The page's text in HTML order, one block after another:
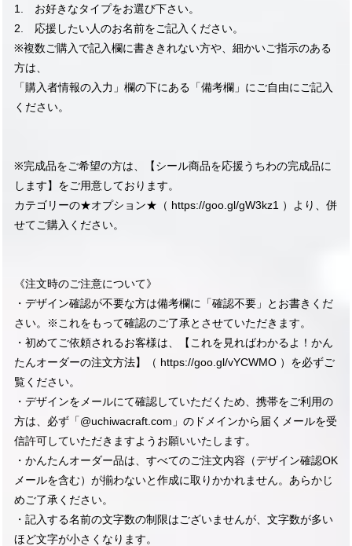
1. お好きなタイプをお選び下さい。
2. 応援したい人のお名前をご記入ください。
※複数ご購入で記入欄に書ききれない方や、細かいご指示のある
方は、
「購入者情報の入力」欄の下にある「備考欄」にご自由にご記入
ください。
※完成品をご希望の方は、【シール商品を応援うちわの完成品に
します】をご用意しております。
カテゴリーの★オプション★（ https://goo.gl/gW3kz1 ）より、併
せてご購入ください。
《注文時のご注意について》
・デザイン確認が不要な方は備考欄に「確認不要」とお書きくだ
さい。※これをもって確認のご了承とさせていただきます。
・初めてご依頼されるお客様は、【これを見ればわかるよ！かん
たんオーダーの注文方法】（ https://goo.gl/vYCWMO ）を必ずご
覧ください。
・デザインをメールにて確認していただくため、携帯をご利用の
方は、必ず「@uchiwacraft.com」のドメインから届くメールを受
信許可していただきますようお願いいたします。
・かんたんオーダー品は、すべてのご注文内容（デザイン確認OK
メールを含む）が揃わないと作成に取りかかれません。あらかじ
めご了承ください。
・記入する名前の文字数の制限はございませんが、文字数が多い
ほど文字が小さくなります。